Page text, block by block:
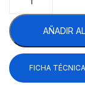
ABBC-
24-
48-
S
HC
Refrigerador
Contrabarra
AÑADIR
FICHA TÉCNICA